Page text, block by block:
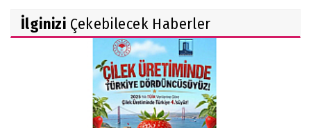
İlginizi Çekebilecek Haberler